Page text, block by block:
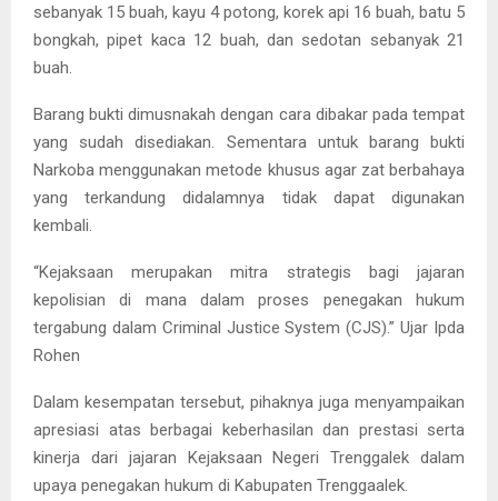
sebanyak 15 buah, kayu 4 potong, korek api 16 buah, batu 5
bongkah, pipet kaca 12 buah, dan sedotan sebanyak 21
buah.
Barang bukti dimusnakah dengan cara dibakar pada tempat
yang sudah disediakan. Sementara untuk barang bukti
Narkoba menggunakan metode khusus agar zat berbahaya
yang terkandung didalamnya tidak dapat digunakan
kembali.
“Kejaksaan merupakan mitra strategis bagi jajaran
kepolisian di mana dalam proses penegakan hukum
tergabung dalam Criminal Justice System (CJS).” Ujar Ipda
Rohen
Dalam kesempatan tersebut, pihaknya juga menyampaikan
apresiasi atas berbagai keberhasilan dan prestasi serta
kinerja dari jajaran Kejaksaan Negeri Trenggalek dalam
upaya penegakan hukum di Kabupaten Trenggaalek.